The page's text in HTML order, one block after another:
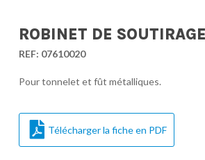
ROBINET DE
REF: 07610020
Pour tonnelet et fût métalliques.
Télécharger la fiche en PDF